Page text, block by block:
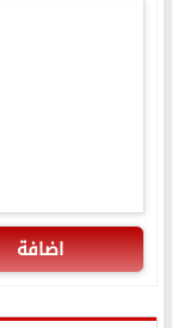
اضافة